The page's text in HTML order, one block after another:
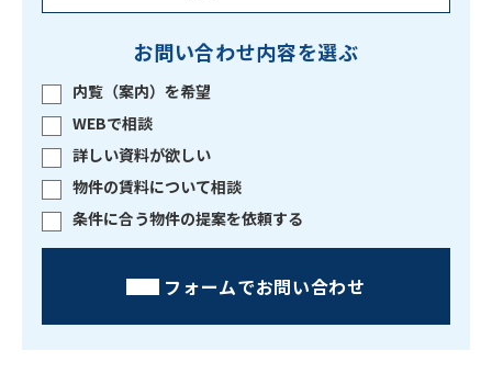
お問い合わせ内容を選ぶ
内覧（案内）を希望
WEBで相談
詳しい資料が欲しい
物件の賃料について相談
条件に合う物件の提案を依頼する
フォームでお問い合わせ